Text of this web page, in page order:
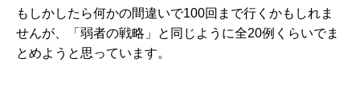
もしかしたら何かの間違いで100回まで行くかもしれま
せんが、「弱者の戦略」と同じように全20例くらいでま
とめようと思っています。